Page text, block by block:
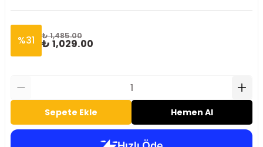
%31 ₺ 1,485.00
₺ 1,029.00
Sepete Ekle Hemen Al